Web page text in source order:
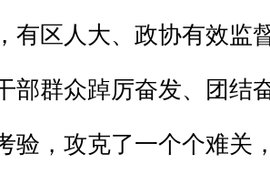
有区人大、政协有效监
部群众踔厉奋发、团结
验，攻克了一个个难关